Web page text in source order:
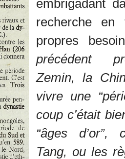
embrigadant
recherche en
propres
précédent
Zemin, la
vivre une
coup c’était
“âges d’or”,
Tang, ou les